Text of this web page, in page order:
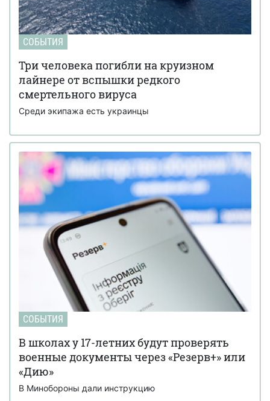
СОБЫТИЯ
Три человека погибли на круизном
лайнере от вспышки редкого
смертельного вируса
Среди экипажа есть украинцы
СОБЫТИЯ
В школах у 17-летних будут проверять
военные документы через «Резерв+» или
«Дию»
В Минобороны дали инструкцию